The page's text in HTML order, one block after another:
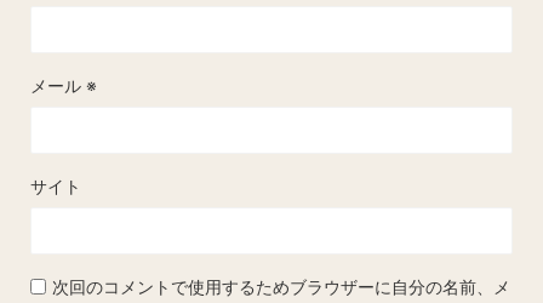
メール ※
サイト
次回のコメントで使用するためブラウザーに自分の名前、メ